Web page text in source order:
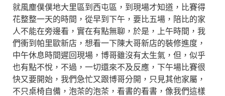
就風塵僕僕地大里區到西屯區，到現場才知道，比賽得
花整整一天的時間，從早到下午，要比五場，陪比的家
人不能在旁邊看，實在有點無聊，於是，上午時間，我
們衝到帕里歐新店，想看一下陳大哥新店的裝修進度，
中午休息時間遲回現場，博哥雖沒有太生氣，但，似乎
也有點不悅，不過，一切還來不及反應，下午場比賽很
快又要開始，我們急忙又跟博哥分開，只見其他家屬，
不只桌椅自備，泡茶的泡茶，看書的看書，像我們這樣